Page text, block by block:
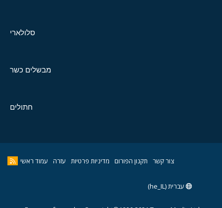
סלולארי
מבשלים כשר
חתולים
צור קשר תקנון הפורום מדיניות פרטיות עזרה עמוד ראשי
עברית (he_IL)